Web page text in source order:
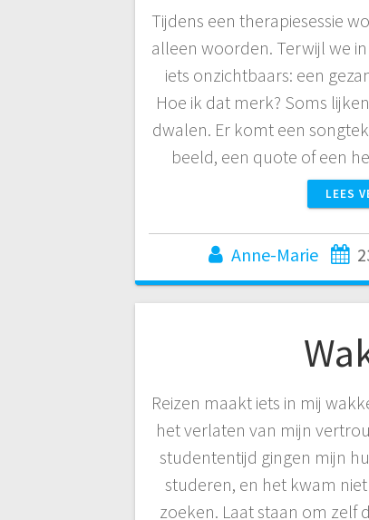
Tijdens een therapiesessie
alleen woorden. Terwijl we
iets onzichtbaars: een
Hoe ik dat merk? Soms
dwalen. Er komt een
beeld, een quote of een
LEES
Anne-Marie
Reizen maakt iets in mij
het verlaten van mijn
studententijd gingen mijn
studeren, en het kwam
zoeken. Laat staan om zelf